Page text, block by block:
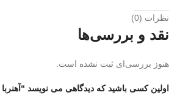
نظرات (0)
نقد و بررسی‌ها
هنوز بررسی‌ای ثبت نشده است.
اولین کسی باشید که دیدگاهی می نویسد “آهنربا